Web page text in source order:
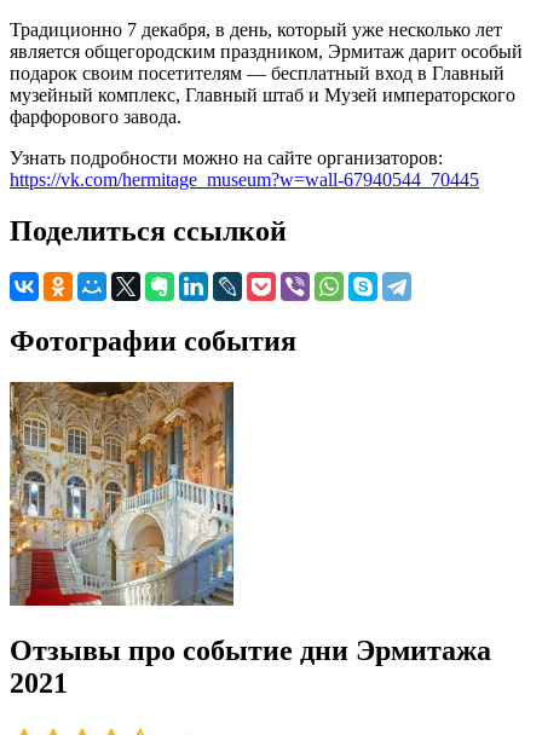
Традиционно 7 декабря, в день, который уже несколько лет
является общегородским праздником, Эрмитаж дарит особый
подарок своим посетителям — бесплатный вход в Главный
музейный комплекс, Главный штаб и Музей императорского
фарфорового завода.
Узнать подробности можно на сайте организаторов:
https://vk.com/hermitage_museum?w=wall-67940544_70445
Поделиться ссылкой
Фотографии события
Отзывы про событие дни Эрмитажа
2021